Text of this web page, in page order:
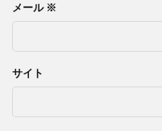
メール ※
サイト